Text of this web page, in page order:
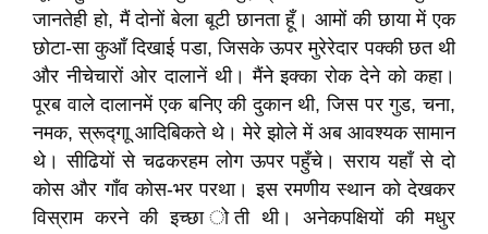
जानतेही हो, मैं दोनों बेला बूटी छानता हूँ। आमों की छाया में एक
छोटा-सा कुआँ दिखाई पडा, जिसके ऊपर मुरेरेदार पक्की छत थी
और नीचेचारों ओर दालानें थी। मैंने इक्का रोक देने को कहा।
पूरब वाले दालानमें एक बनिए की दुकान थी, जिस पर गुड, चना,
नमक, स्रूद्गाू आदिबिकते थे। मेरे झोले में अब आवश्यक सामान
थे। सीढियों से चढकरहम लोग ऊपर पहुँचे। सराय यहाँ से दो
कोस और गाँव कोस-भर परथा। इस रमणीय स्थान को देखकर
विस्राम करने की इच्छा ोती थी। अनेकपक्षियों की मधुर